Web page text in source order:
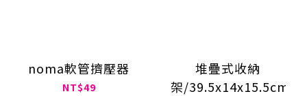
noma軟管擠壓器
NT$49
堆疊式收納
架/39.5x14x15.5cm